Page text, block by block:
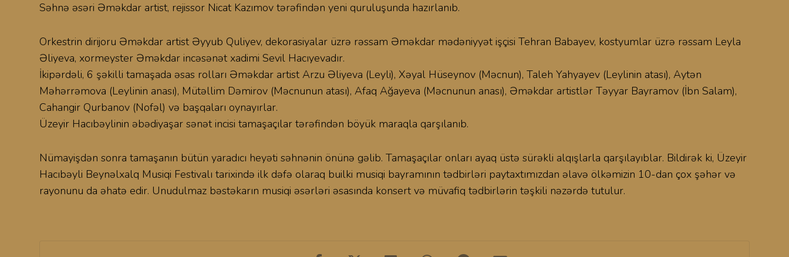
Səhnə əsəri Əməkdar artist, rejissor Nicat Kazımov tərəfindən yeni quruluşunda hazırlanıb.
Orkestrin dirijoru Əməkdar artist Əyyub Quliyev, dekorasiyalar üzrə rəssam Əməkdar mədəniyyət işçisi Tehran Babayev, kostyumlar üzrə rəssam Leyla
Əliyeva, xormeyster Əməkdar incəsənət xadimi Sevil Hacıyevadır.
İkipərdəli, 6 şəkilli tamaşada əsas rolları Əməkdar artist Arzu Əliyeva (Leyli), Xəyal Hüseynov (Məcnun), Taleh Yahyayev (Leylinin atası), Aytən
Məhərrəmova (Leylinin anası), Mütəllim Dəmirov (Məcnunun atası), Afaq Ağayeva (Məcnunun anası), Əməkdar artistlər Təyyar Bayramov (İbn Salam),
Cahangir Qurbanov (Nofəl) və başqaları oynayırlar.
Üzeyir Hacıbəylinin əbədiyaşar sənət incisi tamaşaçılar tərəfindən böyük maraqla qarşılanıb.
Nümayişdən sonra tamaşanın bütün yaradıcı heyəti səhnənin önünə gəlib. Tamaşaçılar onları ayaq üstə sürəkli alqışlarla qarşılayıblar. Bildirək ki, Üzeyir
Hacıbəyli Beynəlxalq Musiqi Festivalı tarixində ilk dəfə olaraq builki musiqi bayramının tədbirləri paytaxtımızdan əlavə ölkəmizin 10-dan çox şəhər və
rayonunu da əhatə edir. Unudulmaz bəstəkarın musiqi əsərləri əsasında konsert və müvafiq tədbirlərin təşkili nəzərdə tutulur.